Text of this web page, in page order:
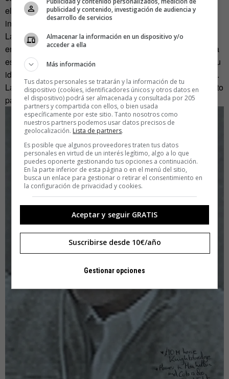
el hecho de estar retratados de esa manera, sin más
información acerca de ellos».
La sociedad ha cambiado de manera palpable durante la
era de internet. Hace 20 años, el usuario anónimo valoraba
esa condición y se escondía tras avatares que ocultaban su
identidad real. Hoy, la tendencia mayoritaria es la contraria.
Las redes sociales se han convertido en el vehículo perfecto
para el exhibicionismo y el narcisismo.
publicidad y contenido, investigación de audiencia y
desarrollo de servicios
Almacenar la información en un dispositivo y/o
acceder a ella
Más información
Tus datos personales se tratarán y la información de tu
dispositivo (cookies, identificadores únicos y otros datos en
el dispositivo) podrá ser almacenada y consultada por 205
partners y compartida con ellos, o bien usada
específicamente por este sitio. Tanto nosotros como
nuestros partners podemos usar datos precisos de
geolocalización. Lista de partners.
Es posible que algunos proveedores traten tus datos
personales en virtud de un interés legítimo, algo a lo que
puedes oponerte gestionando tus opciones a continuación.
En la parte inferior de esta página o en el menú del sitio,
busca un enlace para gestionar o retirar el consentimiento en
la configuración de privacidad y cookies.
Aceptar y seguir GRATIS
Suscribirse desde 10€/año
Gestionar opciones